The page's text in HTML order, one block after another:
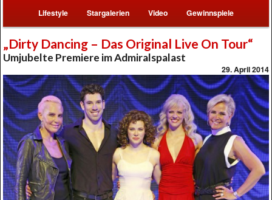
Lifestyle Stargalerien Video Gewinnspiele
„Dirty Dancing – Das Original Live On Tour“
Umjubelte Premiere im Admiralspalast
29. April 2014